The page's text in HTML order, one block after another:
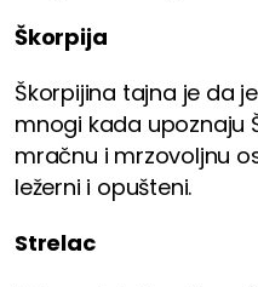
Škorpija
Škorpijina tajna je da
mnogi kada upoznaju
mračnu i mrzovoljnu
ležerni i opušteni.
Strelac